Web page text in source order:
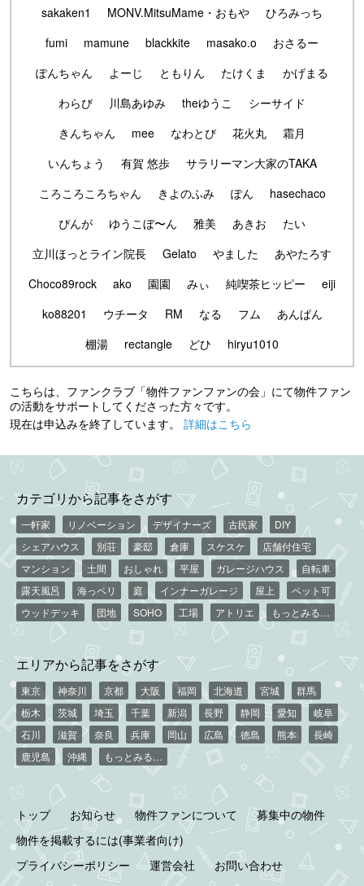
sakaken1
MONV.MitsuMame・おもや
ひろみっち
fumi
mamune blackkite masako.o
おさるー
ぽんちゃん
よーじ ともりん たけくま
かげまる
わらび
川島あゆみ theゆうこ
シーサイド
きんちゃん
mee なわとび 花火丸
霜月
いんちょう
有賀 悠歩
サラリーマン大家のTAKA
ころころころちゃん
きよのふみ ぽん
hasechaco
ぴんが
ゆうこぼ〜ん 雅美 あきお
たい
立川ほっとライン院長
Gelato やました
あやたろす
Choco89rock
ako 園園 みぃ 純喫茶ヒッピー
eiji
ko88201
ウチータ RM なる フム
あんぱん
棚湯
rectangle どひ hiryu1010
こちらは、ファンクラブ「物件ファンファンの会」にて物件ファン
の活動をサポートしてくださった方々です。
現在は申込みを終了しています。 詳細はこちら
カテゴリから記事をさがす
一軒家 リノベーション デザイナーズ 古民家
DIY
シェアハウス
別荘 豪邸 倉庫 スケスケ
店舗付住宅
マンション
土間 おしゃれ 平屋 ガレージハウス
自転車
露天風呂
海っペリ 庭 インナーガレージ 屋上
ペット可
ウッドデッキ
団地 SOHO 工場 アトリエ もっとみる…
エリアから記事をさがす
東京 神奈川 京都 大阪 福岡 北海道 宮城
群馬
栃木
茨城 埼玉 千葉 新潟 長野 静岡 愛知
岐阜
石川
滋賀 奈良 兵庫 岡山 広島 徳島 熊本
長崎
鹿児島
沖縄 もっとみる…
トップ お知らせ 物件ファンについて
募集中の物件
物件を掲載するには(事業者向け)
プライバシーポリシー
運営会社 お問い合わせ